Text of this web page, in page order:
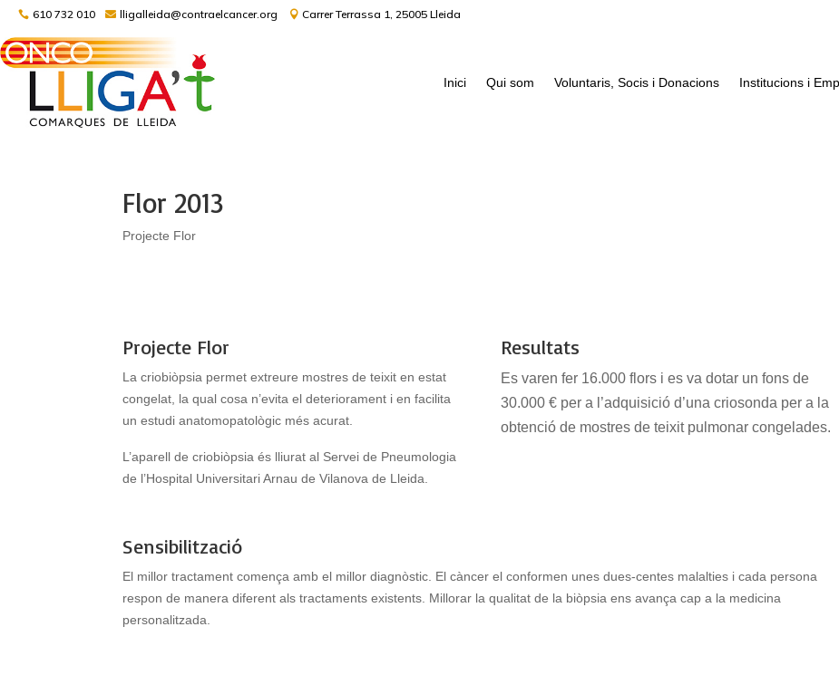
610 732 010 lligalleida@contraelcancer.org Carrer Terrassa 1, 25005 Lleida
Inici Qui som Voluntaris, Socis i Donacions Institucions i
Flor 2013
Projecte Flor
Projecte Flor
La criobiòpsia permet extreure mostres de teixit en estat
congelat, la qual cosa n’evita el deteriorament i en facilita
un estudi anatomopatològic més acurat.
L’aparell de criobiòpsia és lliurat al Servei de Pneumologia
de l’Hospital Universitari Arnau de Vilanova de Lleida.
Resultats
Es varen fer 16.000 flors i es va dotar un fons de
30.000 € per a l’adquisició d’una criosonda per a la
obtenció de mostres de teixit pulmonar congelades.
Sensibilització
El millor tractament comença amb el millor diagnòstic. El càncer el conformen unes dues-centes malalties i cada persona
respon de manera diferent als tractaments existents. Millorar la qualitat de la biòpsia ens avança cap a la medicina
personalitzada.